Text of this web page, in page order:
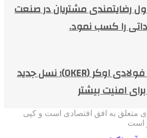
رضایتمندی مشتریان در صنعت
را کسب نمود.
معرفی کرکره فولادی اوکر (OKER)؛ نسل جدید
امنیت بیشتر
متعلق به افق اقتصادی است و کپی
است